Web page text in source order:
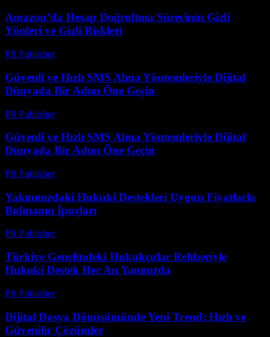
Amazon’da Hesap Doğrultma Sürecinin Gizli
Yönleri ve Gizli Riskleri
PR Publisher-
Güvenli ve Hızlı SMS Alma Yöntemleriyle Dijital
Dünyada Bir Adım Öne Geçin
PR Publisher-
Güvenli ve Hızlı SMS Alma Yöntemleriyle Dijital
Dünyada Bir Adım Öne Geçin
PR Publisher-
Yakınınızdaki Hukuki Destekleri Uygun Fiyatlarla
Bulmanın İpuçları
PR Publisher-
Türkiye Genelindeki Hukukçular Rehberiyle
Hukuki Destek Her An Yanınızda
PR Publisher-
Dijital Dosya Dönüşümünde Yeni Trend: Hızlı ve
Güvenilir Çözümler